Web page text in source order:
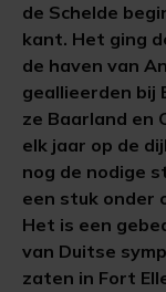
de Schelde
kant. Het ging
de haven van
geallieerden bij
ze Baarland en
elk jaar op de
nog de nodige
een stuk onder
Het is een
van Duitse
zaten in Fort